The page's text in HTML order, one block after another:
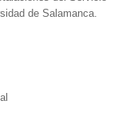
de Salamanca.